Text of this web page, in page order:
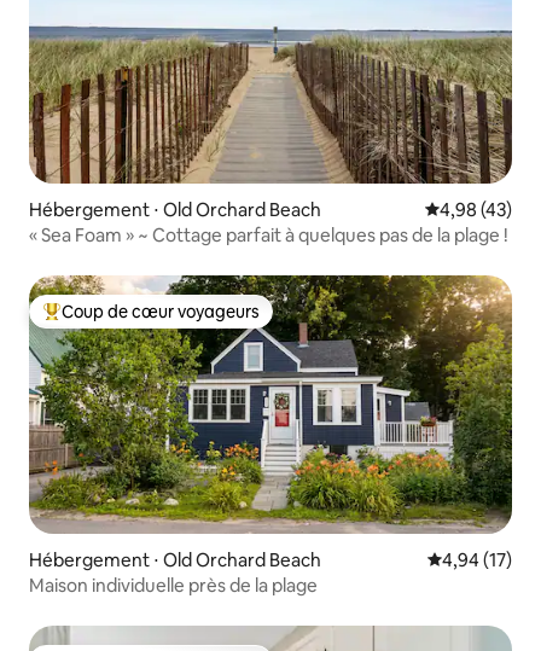
Hébergement ⋅ Old Orchard Beach Évaluation
4,98 (43)
« Sea Foam » ~ Cottage parfait à quelques pas de la plage !
Coups de cœur voyageurs les plus appréciés
Coup de cœur voyageurs
Hébergement ⋅ Old Orchard Beach Évaluation
4,94 (17)
Maison individuelle près de la plage